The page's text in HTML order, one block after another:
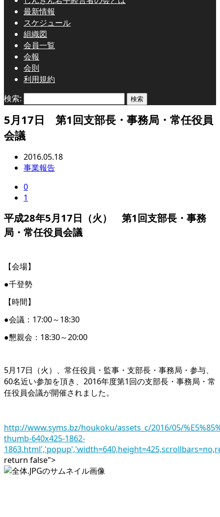
最新情報
スケジュール
組織図
会員一覧
会報
会則
利用規約
検索:
5月17日 第1回支部長・事務局・常任役員
会議
2016.05.18
事業報告
0
1
平成28年5月17日（火） 第1回支部長・事務
局・常任役員会議
【会場】
●千登勢
【時間】
●会議：17:00～18:30
●懇親会：18:30～20:00
5月17日（火）、常任役員・監事・支部長・事務局・参与、
60名近い参加を頂き、2016年度第1回の支部長・事務局・常
任役員会議が開催されました。
http://www.syms.bz/houkoku/assets_c/2016/05/
thumb-640x425-1862-
return false">